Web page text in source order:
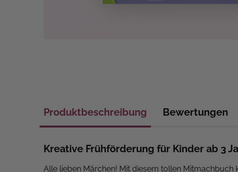
Produktbeschreibung Bewertungen
Kreative Frühförderung für Kinder ab 3
Alle lieben Märchen! Mit diesem tollen Mitmachbuch